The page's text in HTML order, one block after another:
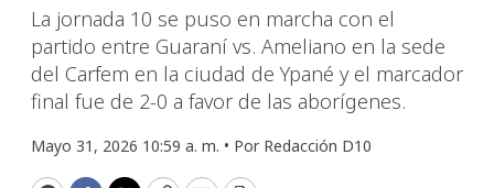
La jornada 10 se puso en marcha con el
partido entre Guaraní vs. Ameliano en la sede
del Carfem en la ciudad de Ypané y el marcador
final fue de 2-0 a favor de las aborígenes.
Mayo 31, 2026 10:59 a. m. • Por Redacción D10